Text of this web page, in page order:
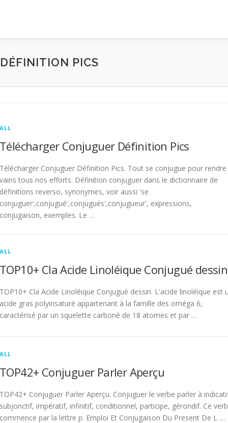
PICS
ALL
Télécharger Conjuguer Définition Pics
Télécharger Conjuguer Définition Pics. Tout se conjugue pour rendre
vains tous nos efforts. Définition conjuguer dans le dictionnaire de
définitions reverso, synonymes, voir aussi 'se
conjuguer',conjugué',conjugués',conjugueur', expressions,
conjugaison, exemples. Le …
ALL
TOP10+ Cla Acide Linoléique Conjugué dessin
TOP10+ Cla Acide Linoléique Conjugué dessin. L'acide linoléique est
acide gras polyinsaturé appartenant à la famille des oméga 6,
caractérisé par un squelette carboné de 18 atomes et par …
ALL
TOP42+ Conjuguer Parler Aperçu
TOP42+ Conjuguer Parler Aperçu. Conjuguer le verbe parler à
subjonctif, impératif, infinitif, conditionnel, participe, gérondif. Ce
commence par la lettre p. Emploi Et Conjugaison Du Present De L …